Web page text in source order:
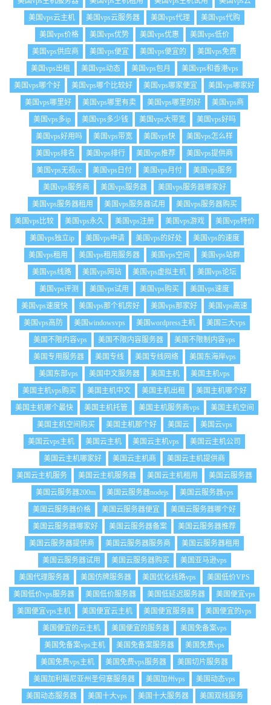
美国vps云主机
美国vps云服务器 美国vps代理
美国vps代购
美国vps价格
美国vps优势 美国vps优惠
美国vps低价
美国vps供应商
美国vps便宜 美国vps便宜的
美国vps免费
美国vps出租
美国vps动态 美国vps包月
美国vps和香港vps
美国vps哪个好
美国vps哪个比较好 美国vps哪家便宜
美国vps哪家好
美国vps哪里好
美国vps哪里有卖 美国vps哪里的好
美国vps商
美国vps多ip
美国vps多少钱 美国vps大带宽
美国vps好吗
美国vps好用吗
美国vps带宽 美国vps快
美国vps怎么样
美国vps排名
美国vps排行 美国vps推荐
美国vps提供商
美国vps无视cc
美国vps日付 美国vps月付
美国vps服务
美国vps服务商
美国vps服务器
美国vps服务器哪家好
美国vps服务器租用
美国vps服务器试用
美国vps服务器购买
美国vps比较
美国vps永久 美国vps注册 美国vps游戏
美国vps特价
美国vps独立ip
美国vps申请 美国vps的好处
美国vps的速度
美国vps租用
美国vps租用服务器 美国vps空间
美国vps站群
美国vps线路
美国vps网站 美国vps虚拟主机
美国vps论坛
美国vps评测
美国vps试用 美国vps购买
美国vps速度
美国vps速度快
美国vps那个机房好 美国vps那家好
美国vps高速
美国vps高防
美国windowsvps 美国wordpress主机
美国三大vps
美国不限内容vps
美国不限内容服务器
美国不限制内容vps
美国专用服务器
美国专线 美国专线网络
美国东海岸vps
美国东部vps
美国中文服务器 美国主机
美国主机vps
美国主机vps购买
美国主机中文 美国主机出租
美国主机哪个好
美国主机哪个最快
美国主机托管 美国主机服务商vps
美国主机空间
美国主机空间购买
美国主机那个好 美国云
美国云vps
美国云vps主机
美国云主机 美国云主机vps
美国云主机公司
美国云主机哪家好
美国云主机商
美国云主机提供商
美国云主机服务
美国云主机服务器 美国云主机租用
美国云服务器
美国云服务器200m
美国云服务器nodejs
美国云服务器vps
美国云服务器价格
美国云服务器便宜
美国云服务器哪个好
美国云服务器哪家好
美国云服务器备案
美国云服务器推荐
美国云服务器提供商
美国云服务器服务商
美国云服务器租用
美国云服务器试用
美国云服务器购买
美国亚马逊vps
美国代理服务器
美国仿牌服务器 美国优化线路vps
美国低价VPS
美国低价vps服务器
美国低价服务器 美国低延迟服务器
美国便宜vps
美国便宜vps主机
美国便宜云主机 美国便宜服务器
美国便宜的vps
美国便宜的云主机
美国便宜的服务器
美国免备案vps
美国免备案vps主机
美国免备案服务器
美国免费vps
美国免费vps主机
美国免费vps服务器
美国切片服务器
美国加利福尼亚州圣何塞服务器
美国加州vps
美国动态vps
美国动态服务器
美国十大vps 美国十大服务器
美国双线服务